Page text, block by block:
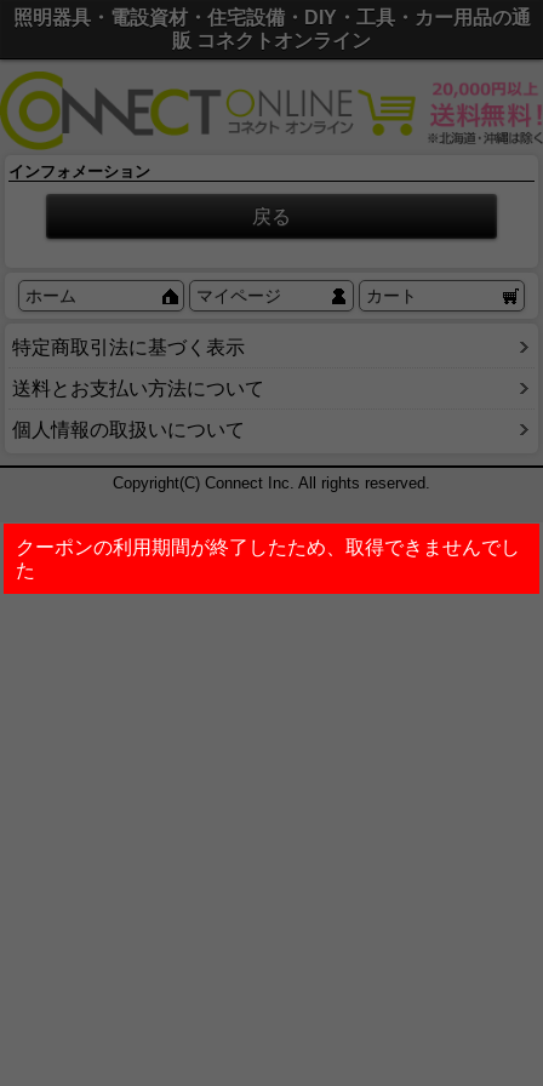
照明器具・電設資材・住宅設備・DIY・工具・カー用品の通
販 コネクトオンライン
クーポンの利用期間が終了したため、取得できませんでし
た
インフォメーション
ホーム マイページ カート
特定商取引法に基づく表示
送料とお支払い方法について
個人情報の取扱いについて
Copyright(C) Connect Inc. All rights reserved.